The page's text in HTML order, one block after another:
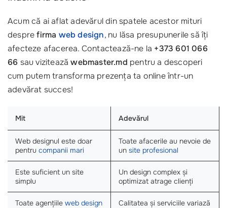
Acum că ai aflat adevărul din spatele acestor mituri
desprefirma web design, nu lăsa presupunerile să îți
afecteze afacerea. Contactează-ne la +373 601 066
66 sau viziteazăwebmaster.md pentru a descoperi
cum putem transforma prezența ta online într-un
adevărat succes!
Mit Adevărul
Web designul este doar
pentru companii mari
Toate afacerile au nevoie de
un site profesional
Este suficient un site
simplu
Un design complex și
optimizat atrage clienți
Toate agențiile web design
Calitatea și serviciile variază